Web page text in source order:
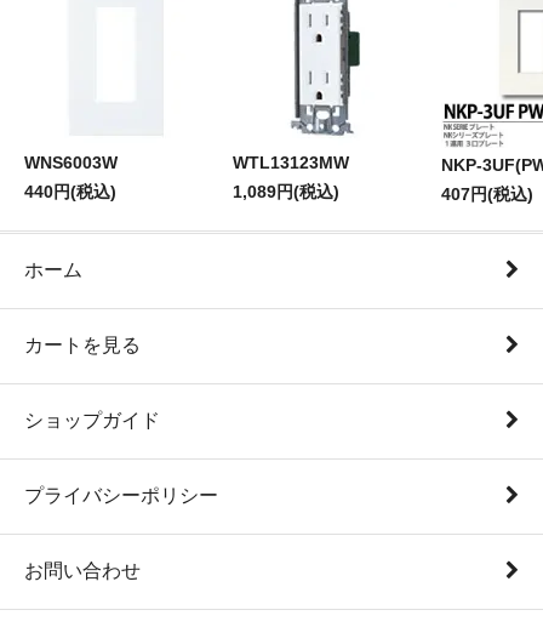
WNS6003W
440円(税込)
WTL13123MW
1,089円(税込)
NKP-
407円(税込)
ホーム
カートを見る
ショップガイド
プライバシーポリシー
お問い合わせ